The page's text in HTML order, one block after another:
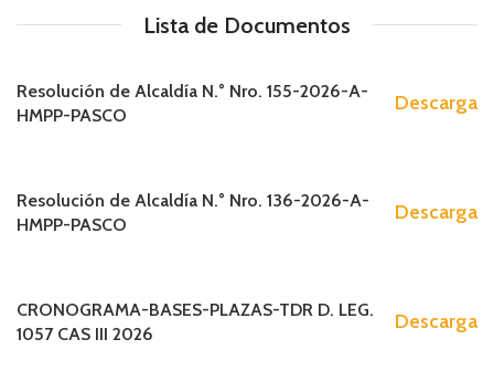
Lista de Documentos
Resolución de Alcaldía N.° Nro. 155-2026-A-
HMPP-PASCO
Descarga
Resolución de Alcaldía N.° Nro. 136-2026-A-
HMPP-PASCO
Descarga
CRONOGRAMA-BASES-PLAZAS-TDR D. LEG.
1057 CAS III 2026
Descarga